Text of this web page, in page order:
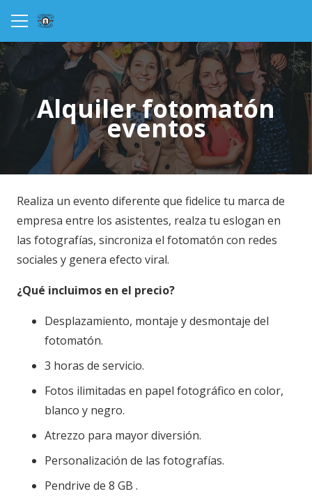
Alquiler fotomatón
eventos
Realiza un evento diferente que fidelice tu marca de
empresa entre los asistentes, realza tu eslogan en
las fotografías, sincroniza el fotomatón con redes
sociales y genera efecto viral.
¿Qué incluimos en el precio?
Desplazamiento, montaje y desmontaje del
fotomatón.
3 horas de servicio.
Fotos ilimitadas en papel fotográfico en color,
blanco y negro.
Atrezzo para mayor diversión.
Personalización de las fotografías.
Pendrive de 8 GB .